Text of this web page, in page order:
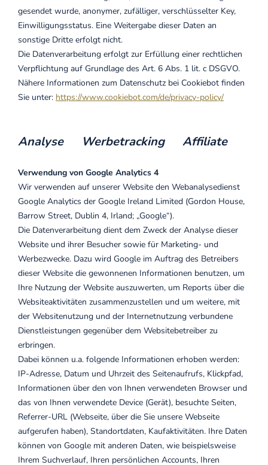
gesendet wurde, anonymer, zufälliger, verschlüsselter Key,
Einwilligungsstatus. Eine Weitergabe dieser Daten an
sonstige Dritte erfolgt nicht.
Die Datenverarbeitung erfolgt zur Erfüllung einer rechtlichen
Verpflichtung auf Grundlage des Art. 6 Abs. 1 lit. c DSGVO.
Nähere Informationen zum Datenschutz bei Cookiebot finden
Sie unter: https://www.cookiebot.com/de/privacy-policy/
Analyse Werbetracking Affiliate
Verwendung von Google Analytics 4
Wir verwenden auf unserer Website den Webanalysedienst
Google Analytics der Google Ireland Limited (Gordon House,
Barrow Street, Dublin 4, Irland; „Google“).
Die Datenverarbeitung dient dem Zweck der Analyse dieser
Website und ihrer Besucher sowie für Marketing- und
Werbezwecke. Dazu wird Google im Auftrag des Betreibers
dieser Website die gewonnenen Informationen benutzen, um
Ihre Nutzung der Website auszuwerten, um Reports über die
Websiteaktivitäten zusammenzustellen und um weitere, mit
der Websitenutzung und der Internetnutzung verbundene
Dienstleistungen gegenüber dem Websitebetreiber zu
erbringen.
Dabei können u.a. folgende Informationen erhoben werden:
IP-Adresse, Datum und Uhrzeit des Seitenaufrufs, Klickpfad,
Informationen über den von Ihnen verwendeten Browser und
das von Ihnen verwendete Device (Gerät), besuchte Seiten,
Referrer-URL (Webseite, über die Sie unsere Webseite
aufgerufen haben), Standortdaten, Kaufaktivitäten. Ihre Daten
können von Google mit anderen Daten, wie beispielsweise
Ihrem Suchverlauf, Ihren persönlichen Accounts, Ihren